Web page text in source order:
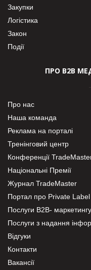
Закупки
Логістика
Закон
Події
ПРО В2В
Про нас
Наша команда
Реклама на порталі
Тренінговий центр
Конференції
Національні Премії
Журнал TradeMaster
Портал про Private Label
Послуги В2В- маркетингу
Послуги з надання
Відгуки
Контакти
Вакансії